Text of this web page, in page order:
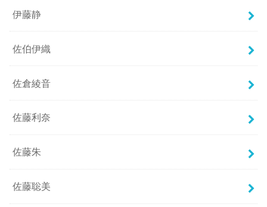
伊藤静
佐伯伊織
佐倉綾音
佐藤利奈
佐藤朱
佐藤聡美